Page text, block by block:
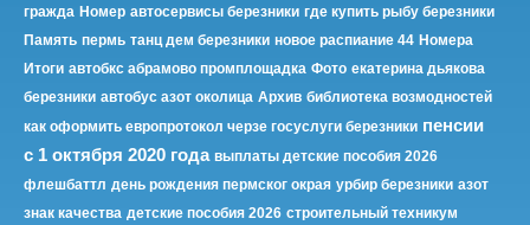
гражда Номер автосервисы березники где купить рыбу березники
Память пермь танц дем березники новое распиание 44 Номера
Итоги автобкс абрамово промплощадка Фото екатерина дьякова
березники автобус азот околица Архив библиотека возмодностей
как оформить европротокол черзе госуслуги березники пенсии
с 1 октября 2020 года выплаты детские пособия 2026
флешбаттл день рождения пермског окрая урбир березники азот
знак качества детские пособия 2026 строительный техникум